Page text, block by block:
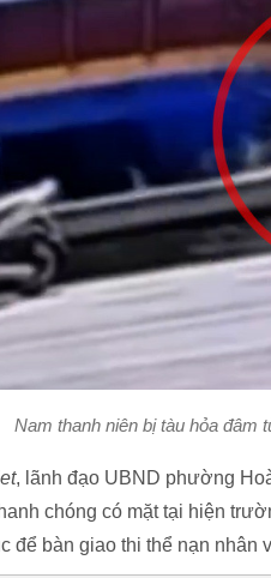
Nam thanh niên bị tàu hỏa đâm
, lãnh đạo UBND phường
chóng có mặt tại hiện
để bàn giao thi thể nạn nhân